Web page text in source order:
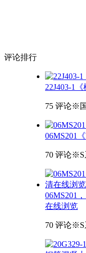
评论排行
22J403-1
75 评论※
06MS201
70 评论※S
06MS201
在线浏览
70 评论※S